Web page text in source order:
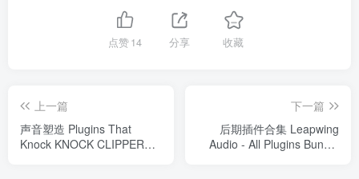
点赞14 分享 收藏
上一篇
声音塑造 Plugins That
Knock KNOCK CLIPPER
下一篇
后期插件合集 Leapwing
Audio - All Plugins Bundle